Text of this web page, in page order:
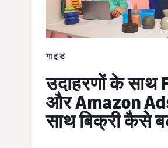
गाइड
उदाहरणों के साथ
और Amazon
साथ बिक्री कैसे